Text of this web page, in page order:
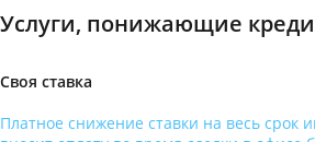
Услуги, понижающие
Своя ставка
Платное снижение ставки на весь срок